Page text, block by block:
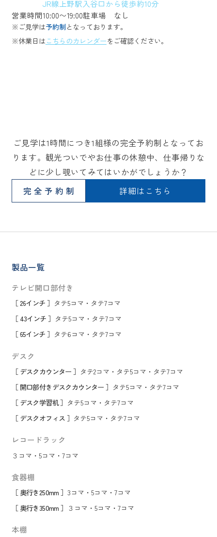
JR線上野駅入谷口から徒歩約10分
営業時間10:00〜19:00駐車場 なし
※ご見学は予約制となっております。
※休業日はこちらのカレンダーをご確認ください。
ご見学は1時間につき1組様の完全予約制となってお
ります。観光ついでやお仕事の休憩中、仕事帰りな
どに少し覗いてみてはいかがでしょうか？
完全予約制
詳細はこちら
製品一覧
テレビ開口部付き
［ 26インチ ］ タテ5コマ ・ タテ7コマ
［ 43インチ ］ タテ5コマ ・ タテ7コマ
［ 65インチ ］ タテ6コマ ・ タテ7コマ
デスク
［ デスクカウンター ］ タテ2コマ ・ タテ5コマ ・ タテ7コマ
［ 開口部付きデスクカウンター ］ タテ5コマ ・ タテ7コマ
［ デスク学習机 ］ タテ5コマ ・ タテ7コマ
［ デスクオフィス ］ タテ5コマ ・ タテ7コマ
レコードラック
３コマ ・ 5コマ ・ 7コマ
食器棚
［ 奥行き250mm ］ 3コマ ・ 5コマ ・ 7コマ
［ 奥行き350mm ］ ３コマ ・ 5コマ ・ 7コマ
本棚